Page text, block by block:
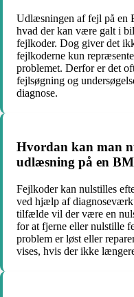
Udlæsningen af fejl på en
hvad der kan være galt i
fejlkoder. Dog giver det
fejlkoderne kun
problemet. Derfor er det
fejlsøgning og
diagnose.
Hvordan kan man
udlæsning på en
Fejlkoder kan nulstilles
ved hjælp af
tilfælde vil der være en
for at fjerne eller nulstille
problem er løst eller
vises, hvis der ikke